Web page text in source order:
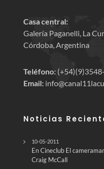
Casa central:
Galería Paganelli, La
Córdoba, Argentina
Teléfono:
Email:
Noticias
10-05-2011
En Cineclub El
Craig McCall